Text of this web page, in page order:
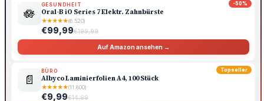
-50%
🪷
GESUNDHEIT
Oral-B iO Series 7 Elektr. Zahnbürste
★★★★★(6.520)
€99,99€199,99
Auf Amazon ansehen →
Topseller
📄
BÜRO
Albyco Laminierfolien A4, 100 Stück
★★★★★(11.800)
€9,99€14,99